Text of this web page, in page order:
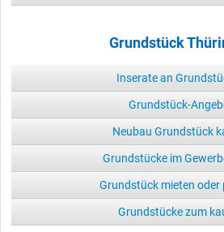
Grundstück
Inserate an
Grundstück-
Neubau Grundstück
Grundstücke im
Grundstück mieten oder
Grundstücke zum